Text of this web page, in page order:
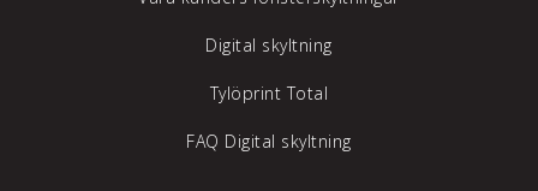
Digital skyltning
Tylöprint Total
FAQ Digital skyltning